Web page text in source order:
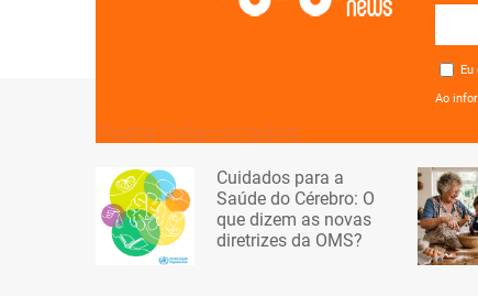
Ao
Cuidados para a
Saúde do Cérebro: O
que dizem as novas
diretrizes da OMS?